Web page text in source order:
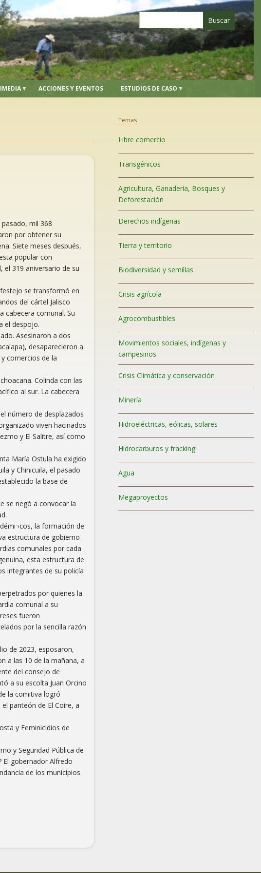
ACCIONES Y EVENTOS ESTUDIOS DE CASO
mil 368
por obtener su
Siete meses después,
popular con
el 319 aniversario de su
se transformó en
del cártel Jalisco
cabecera comunal. Su
el despojo.
Asesinaron a dos
desaparecieron a
comercios de la
Colinda con las
al sur. La cabecera
número de desplazados
viven hacinados
y El Salitre, así como
María Ostula ha exigido
y Chinicuila, el pasado
la base de
se negó a convocar la
la formación de
estructura de gobierno
comunales por cada
esta estructura de
integrantes de su policía
por quienes la
comunal a su
fueron
por la sencilla razón
de 2023, esposaron,
a las 10 de la mañana, a
del consejo de
a su escolta Juan Orcino
la comitiva logró
panteón de El Coire, a
y Feminicidios de
y Seguridad Pública de
El gobernador Alfredo
de los municipios
Temas
Libre comercio
Transgénicos
Agricultura, Ganadería, Bosques y
Deforestación
Derechos indígenas
Tierra y territorio
Biodiversidad y semillas
Crisis agrícola
Agrocombustibles
Movimientos sociales, indígenas y
campesinos
Crisis Climática y conservación
Minería
Hidroeléctricas, eólicas, solares
Hidrocarburos y fracking
Agua
Megaproyectos